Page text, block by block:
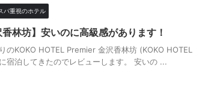
パ重視のホテル
林坊】安いのに高級感があります！
のKOKO HOTEL Premier 金沢香林坊 (KOKO HOTEL
宿泊してきたのでレビューします。 安いの ...